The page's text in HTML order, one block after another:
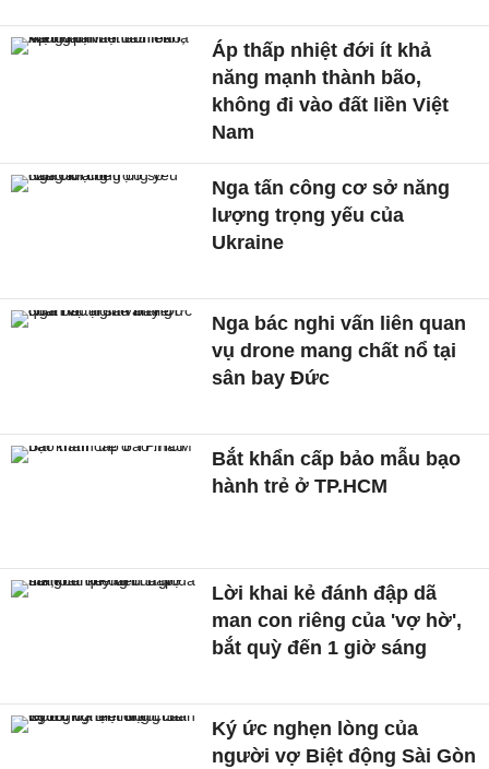
Áp thấp nhiệt đới ít khả
năng mạnh thành bão,
không đi vào đất liền Việt
Nam
Nga tấn công cơ sở năng
lượng trọng yếu của
Ukraine
Nga bác nghi vấn liên quan
vụ drone mang chất nổ tại
sân bay Đức
Bắt khẩn cấp bảo mẫu bạo
hành trẻ ở TP.HCM
Lời khai kẻ đánh đập dã
man con riêng của 'vợ hờ',
bắt quỳ đến 1 giờ sáng
Ký ức nghẹn lòng của
người vợ Biệt động Sài Gòn